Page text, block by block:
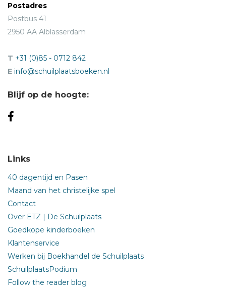
Postadres
Postbus 41
2950 AA Alblasserdam
T +31 (0)85 - 0712 842
E info@schuilplaatsboeken.nl
Blijf op de hoogte:
Links
40 dagentijd en Pasen
Maand van het christelijke spel
Contact
Over ETZ | De Schuilplaats
Goedkope kinderboeken
Klantenservice
Werken bij Boekhandel de Schuilplaats
SchuilplaatsPodium
Follow the reader blog